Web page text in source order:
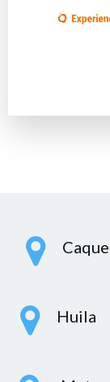
Huila